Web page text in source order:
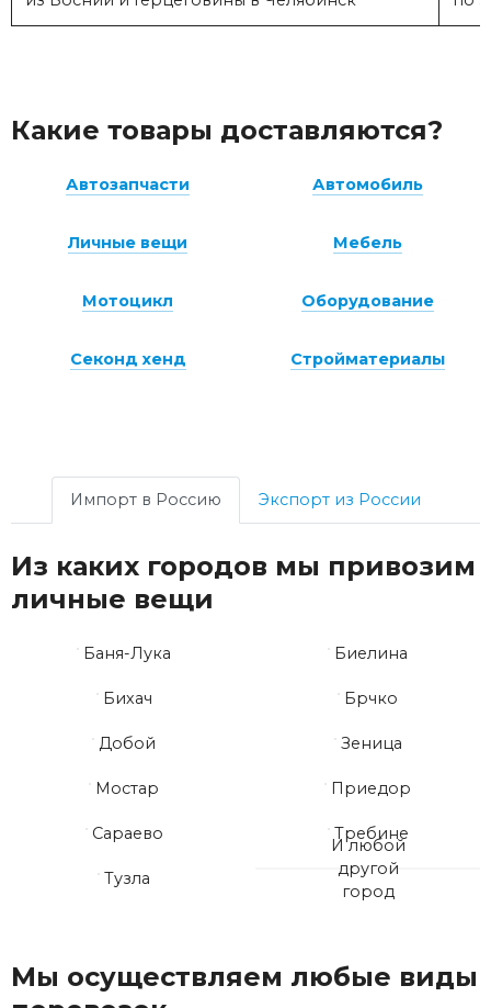
Импорт в Россию Экспорт из России
Из каких городов мы привозим
личные вещи
Баня-Лука Биелина
Бихач Брчко
Добой Зеница
Мостар Приедор
Сараево Требине
Тузла
И любой
другой
город
Мы осуществляем любые виды
Какие товары доставляются?
Автозапчасти Автомобиль
Личные вещи Мебель
Мотоцикл Оборудование
Секонд хенд Стройматериалы